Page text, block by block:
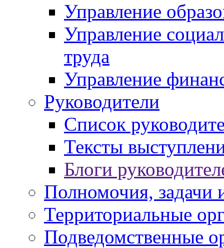
Управление
Управление
труда
Управление
Руководители
Список
Тексты
Блоги
Полномочия, задачи
Территориальные
Подведомственные